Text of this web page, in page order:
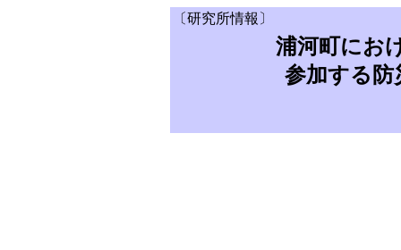
〔研究所情報〕
浦河町にお
参加する